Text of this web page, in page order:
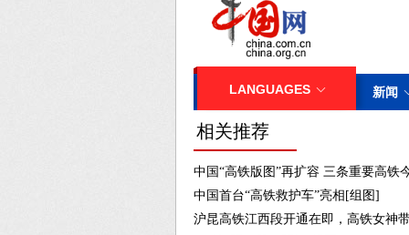
相关推荐
中国“高铁版图”再扩容 三条重要高铁
中国首台“高铁救护车”亮相[组图]
沪昆高铁江西段开通在即，高铁女神